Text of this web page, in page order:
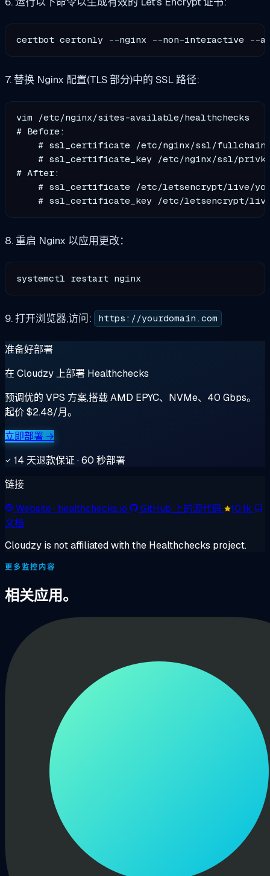
certbot certonly --nginx --non-interactive --
7. 替换 Nginx 配置(TLS 部分)中的 SSL 路径:
vim /etc/nginx/sites-available/healthchecks
# Before:
# ssl_certificate /etc/nginx/ssl/
# ssl_certificate_key /etc/nginx/ssl/
# After:
# ssl_certificate /etc/letsencrypt/live/
8. 重启 Nginx 以应用更改：
9. 打开浏览器,访问: https://yourdomain.com
准备好部署
在 Cloudzy 上部署 Healthchecks
预调优的 VPS 方案,搭载 AMD EPYC、NVMe、40 Gbps。
起价 $2.48/月。
立即部署 →
14 天退款保证 · 60 秒部署
链接
Website· healthchecks.io GitHub 上的源代码
10.1k
文档
Cloudzy is not affiliated with the Healthchecks project.
更多监控内容
相关应用。